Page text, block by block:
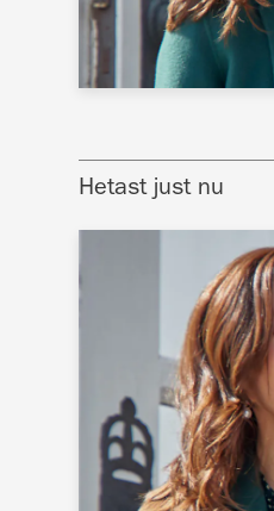
Hetast just nu